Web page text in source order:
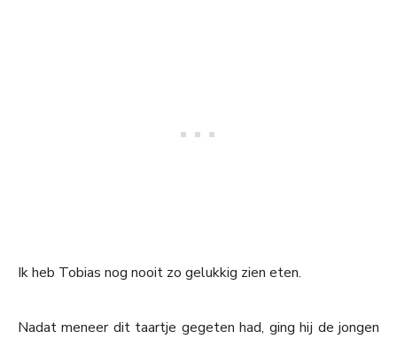
Ik heb Tobias nog nooit zo gelukkig zien eten.
Nadat meneer dit taartje gegeten had, ging hij de jongen